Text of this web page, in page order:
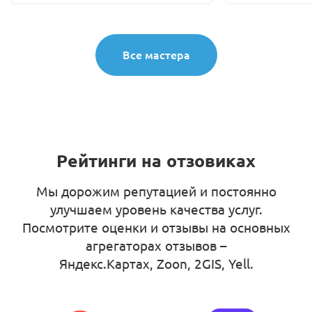
Все мастера
Рейтинги на отзовиках
Мы дорожим репутацией и постоянно
улучшаем уровень качества услуг.
Посмотрите оценки и отзывы на основных
агрегаторах отзывов –
Яндекс.Картах, Zoon, 2GIS, Yell.